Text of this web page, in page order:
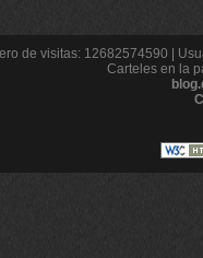
de visitas: 12682574590 |
Carteles en la